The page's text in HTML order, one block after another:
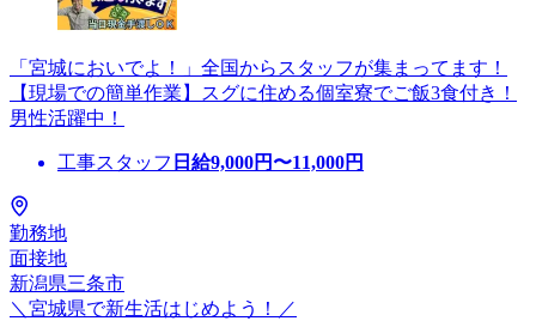
「宮城においでよ！」全国からスタッフが集まってます！
【現場での簡単作業】スグに住める個室寮でご飯3食付き！
男性活躍中！
工事スタッフ 日給9,000円〜11,000円
勤務地
面接地
新潟県三条市
＼宮城県で新生活はじめよう！／